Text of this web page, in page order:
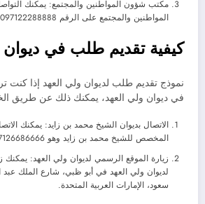
مكتب شؤون المواطنين والمجتمع: يمكنك
المواطنين والمجتمع على الرقم 0097122288888.
كيفية تقديم طلب في ديوان
نموذج تقديم طلب لديوان ولي العهد إذا
في ديوان ولي العهد، يمكنك ذلك عن طريق
الاتصال بديوان الشيخ محمد بن زايد: يمكنك
المخصص للشيخ محمد بن زايد وهو 0097126686666.
زيارة الموقع الرسمي لديوان ولي العهد: يمكنك
لديوان ولي العهد في أبو ظبي، شارع الملك عبد
سعود، الإمارات العربية المتحدة.